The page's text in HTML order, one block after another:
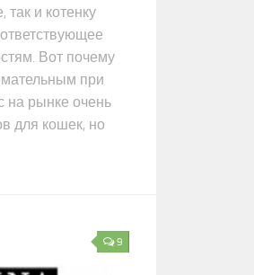
и котенку
Вот почему
при
на рынке очень
для кошек, но
9